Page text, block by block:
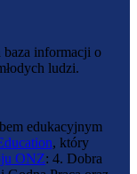
baza informacji o
ludzi.
edukacyjnym
, który
ONZ: 4. Dobra